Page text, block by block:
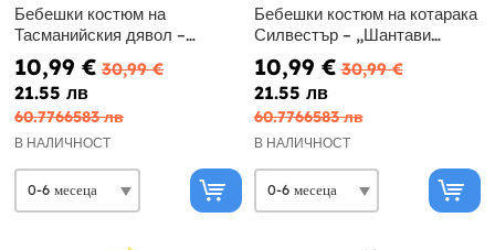
Бебешки костюм на
Тасманийския дявол –
„Шантави рисунки“
10,99 € 30,99 €
21.55 лв
60.7766583 лв
В НАЛИЧНОСТ
Бебешки костюм на котарака
Силвестър – „Шантави
рисунки“
10,99 € 30,99 €
21.55 лв
60.7766583 лв
В НАЛИЧНОСТ